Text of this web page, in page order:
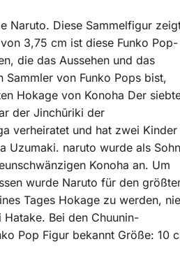
Naruto. Diese Sammelfigur
3,75 cm ist diese Funko Pop-
die das Aussehen und das
von Funko Pops bist,
Hokage von Konoha Der
der Jinchūriki der
verheiratet und hat zwei Kinder
Uzumaki. naruto wurde als Sohn
Konoha an. Um
wurde Naruto für den
Tages Hokage zu werden, nie
Bei den Chuunin-
Pop Figur bekannt Größe: 10